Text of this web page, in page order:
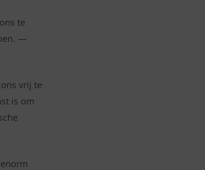
te
—
vrij te
is om